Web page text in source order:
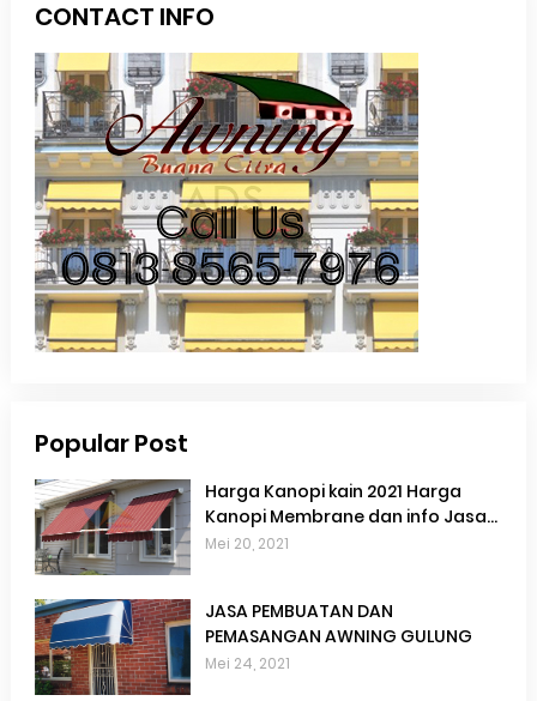
CONTACT INFO
Popular Post
Harga Kanopi kain 2021 Harga
Kanopi Membrane dan info Jasa
Pasang Canopy Bogor jakarta
Mei 20, 2021
JASA PEMBUATAN DAN
PEMASANGAN AWNING GULUNG
Mei 24, 2021